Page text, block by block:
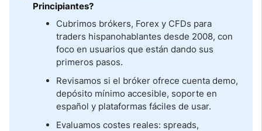
Principiantes
Estrategias de Trading Forex para Principiantes
9 Errores Comunes del Trader Principiante Hispanohablante
Principiantes?
Cubrimos brókers, Forex y CFDs para
traders hispanohablantes desde 2008, con
foco en usuarios que están dando sus
primeros pasos.
Revisamos si el bróker ofrece cuenta demo,
depósito mínimo accesible, soporte en
español y plataformas fáciles de usar.
Evaluamos costes reales: spreads,